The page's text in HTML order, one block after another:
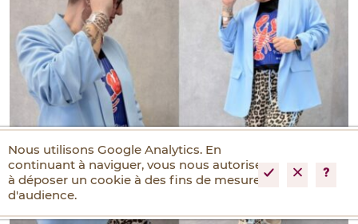
Nous utilisons Google Analytics. En
continuant à naviguer, vous nous autorisez
à déposer un cookie à des fins de mesures
d'audience.